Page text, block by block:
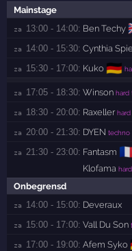
Mainstage
za 13:00 - 14:00: Ben Techy
za 14:00 - 15:30: Cynthia
za 15:30 - 17:00: Kuko 🇩🇪
za 17:05 - 18:30: Winson hard
za 18:30 - 20:00: Raxeller
za 20:00 - 21:30: DYEN techno
za 21:30 - 23:00: Fantasm
Klofama
Onbegrensd
za 14:00 - 15:00: Deveraux
za 15:00 - 17:00: Vall Du Son
za 17:00 - 19:00: Afem Syko